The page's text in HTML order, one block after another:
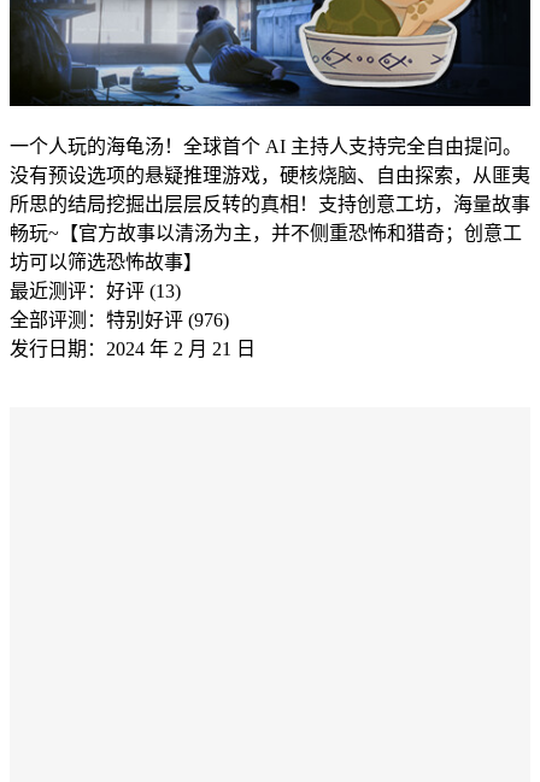
一个人玩的海龟汤！全球首个 AI 主持人支持完全自由提问。
没有预设选项的悬疑推理游戏，硬核烧脑、自由探索，从匪夷
所思的结局挖掘出层层反转的真相！支持创意工坊，海量故事
畅玩~【官方故事以清汤为主，并不侧重恐怖和猎奇；创意工
坊可以筛选恐怖故事】
最近测评： 好评 (13)
全部评测： 特别好评 (976)
发行日期：2024 年 2 月 21 日